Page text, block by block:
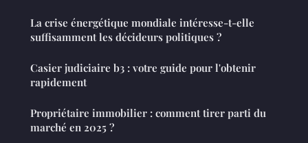
La crise énergétique mondiale intéresse-t-elle
suffisamment les décideurs politiques ?
Casier judiciaire b3 : votre guide pour l'obtenir
rapidement
Propriétaire immobilier : comment tirer parti du
marché en 2025 ?